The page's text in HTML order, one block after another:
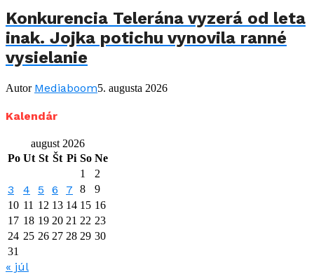
Konkurencia Telerána vyzerá od leta
inak. Jojka potichu vynovila ranné
vysielanie
Autor Mediaboom5. augusta 2026
Kalendár
august 2026
Po Ut St Št Pi So Ne
1
2
3 4 5 6 7 8
9
10 11 12 13 14 15 16
17 18 19 20 21 22 23
24 25 26 27 28 29 30
31
« júl